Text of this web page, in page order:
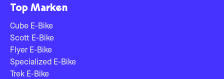
Top Marken
Cube E-Bike
Scott E-Bike
Flyer E-Bike
Specialized E-Bike
Trek E-Bike